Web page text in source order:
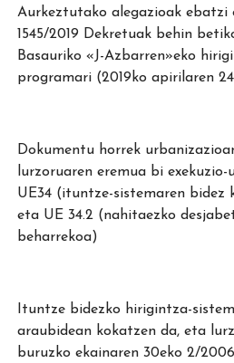
Aurkeztutako alegazioak ebatzi
1545/2019 Dekretuak behin
Basauriko «J-Azbarren»eko
programari (2019ko apirilaren
Dokumentu horrek
lurzoruaren eremua bi
UE34 (ituntze-sistemaren bidez
eta UE 34.2 (nahitaezko
beharrekoa)
Ituntze bidezko hirigintza-
araubidean kokatzen da, eta
buruzko ekainaren 30eko 2/